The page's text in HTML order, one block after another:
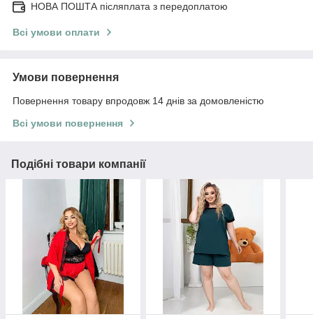
НОВА ПОШТА післяплата з передоплатою
Всі умови оплати
Умови повернення
Повернення товару впродовж 14 днів за домовленістю
Всі умови повернення
Подібні товари компанії